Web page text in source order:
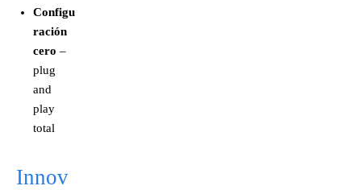
Configu
ración
cero –
plug
and
play
total
Innov